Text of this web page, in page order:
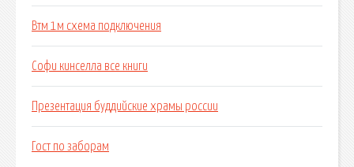
Втм 1м схема подключения
Софи кинселла все книги
Презентация буддийские храмы россии
Гост по заборам